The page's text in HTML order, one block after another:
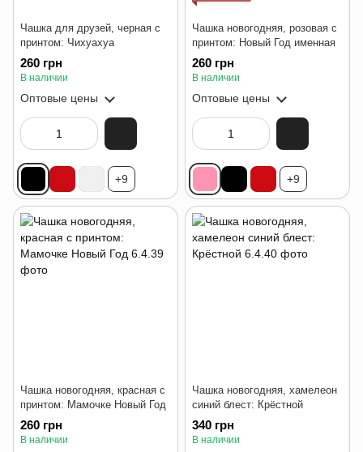
Чашка для друзей, черная с
принтом: Чихуахуа
260 грн
В наличии
Оптовые цены
+9
Чашка новогодняя, розовая с
принтом: Новый Год именная
260 грн
В наличии
Оптовые цены
+9
Чашка новогодняя, красная с
принтом: Мамочке Новый Год
260 грн
В наличии
Чашка новогодняя, хамелеон
синий блест: Крёстной
340 грн
В наличии